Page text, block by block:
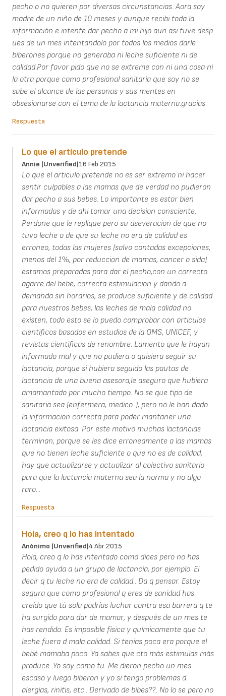
pecho o no quieren por diversas circunstancias. Aora soy
madre de un niño de 10 meses y aunque recibi toda la
información e intente dar pecho a mi hijo aun asi tuve desp
ues de un mes intentandolo por todos los medios darle
biberones porque no generaba ni leche suficiente ni de
calidad.Por favor pido que no se extreme con ni una cosa ni
la otra porque como profesional sanitaria que soy no se
sabe el alcance de las personas y sus mentes en
obsesionarse con el tema de la lactancia materna.gracias
Respuesta
Lo que el articulo pretende
Annie (unverified)16 Feb 2015
Lo que el articulo pretende no es ser extremo ni hacer
sentir culpables a las mamas que de verdad no pudieron
dar pecho a sus bebes. Lo importante es estar bien
informadas y de ahi tomar una decision consciente.
Perdone que le replique pero su aseveracion de que no
tuvo leche o de que su leche no era de calidad es
erroneo, todas las mujeres (salvo contadas excepciones,
menos del 1%, por reduccion de mamas, cancer o sida)
estamos preparadas para dar el pecho,con un correcto
agarre del bebe, correcta estimulacion y dando a
demanda sin horarios, se produce suficiente y de calidad
para nuestros bebes, las leches de mala calidad no
existen, todo esto se lo puedo comprobar con articulos
cientificos basados en estudios de la OMS, UNICEF, y
revistas cientificas de renombre. Lamento que le hayan
informado mal y que no pudiera o quisiera seguir su
lactancia, porque si hubiera seguido las pautas de
lactancia de una buena asesora,le aseguro que hubiera
amamantado por mucho tiempo. No se que tipo de
sanitaria sea (enfermera, medico..), pero no le han dado
la informacion correcta para poder mantaner una
lactancia exitosa. Por este motivo muchas lactancias
terminan, porque se les dice erroneamente a las mamas
que no tienen leche suficiente o que no es de calidad,
hay que actualizarse y actualizar al colectivo sanitario
para que la lactancia materna sea la norma y no algo
raro...
Respuesta
Hola, creo q lo has intentado
Anónimo (unverified)4 Abr 2015
Hola, creo q lo has intentado como dices pero no has
pedido ayuda a un grupo de lactancia, por ejemplo. El
decir q tu leche no era de calidad.. Da q pensar. Estoy
segura que como profesional q eres de sanidad has
creído que tú sola podrías luchar contra esa barrera q te
ha surgido para dar de mamar, y después de un mes te
has rendido. Es imposible física y químicamente que tu
leche fuera d mala calidad. Si tenias poca era porque el
bebé mamaba poco. Ya sabes que cto más estimulas más
produce. Yo soy como tu. Me dieron pecho un mes
escaso y luego biberon y yo si tengo problemas d
alergias, rinitis, etc.. Derivado de bibes??.. No lo se pero no